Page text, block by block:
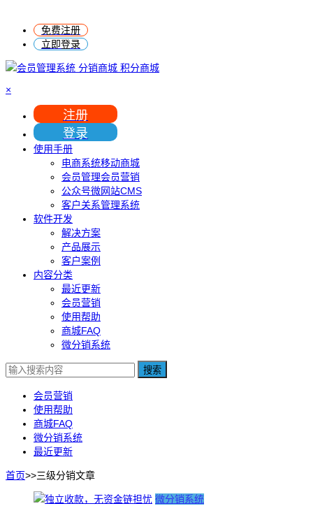
免费注册
立即登录
×
注册
登录
使用手册
电商系统移动商城
会员管理会员营销
公众号微网站CMS
客户关系管理系统
软件开发
解决方案
产品展示
客户案例
内容分类
最近更新
会员营销
使用帮助
商城FAQ
微分销系统
搜索
会员营销
使用帮助
商城FAQ
微分销系统
最近更新
首页>>三级分销文章
微分销系统